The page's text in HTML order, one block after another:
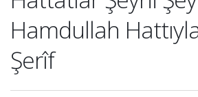
Hamdullah
Şerîf